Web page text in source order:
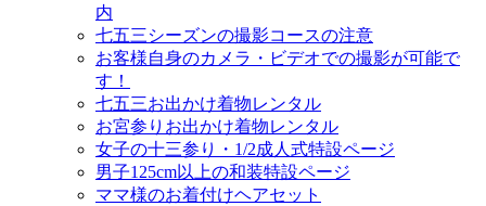
内
七五三シーズンの撮影コースの注意
お客様自身のカメラ・ビデオでの撮影が可能で
す！
七五三お出かけ着物レンタル
お宮参りお出かけ着物レンタル
女子の十三参り・1/2成人式特設ページ
男子125cm以上の和装特設ページ
ママ様のお着付けヘアセット